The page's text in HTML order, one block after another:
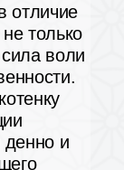
отличие
только
воли
денно и